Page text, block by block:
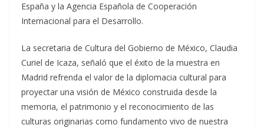
España y la Agencia Española de Cooperación
Internacional para el Desarrollo.
La secretaria de Cultura del Gobierno de México, Claudia
Curiel de Icaza, señaló que el éxito de la muestra en
Madrid refrenda el valor de la diplomacia cultural para
proyectar una visión de México construida desde la
memoria, el patrimonio y el reconocimiento de las
culturas originarias como fundamento vivo de nuestra